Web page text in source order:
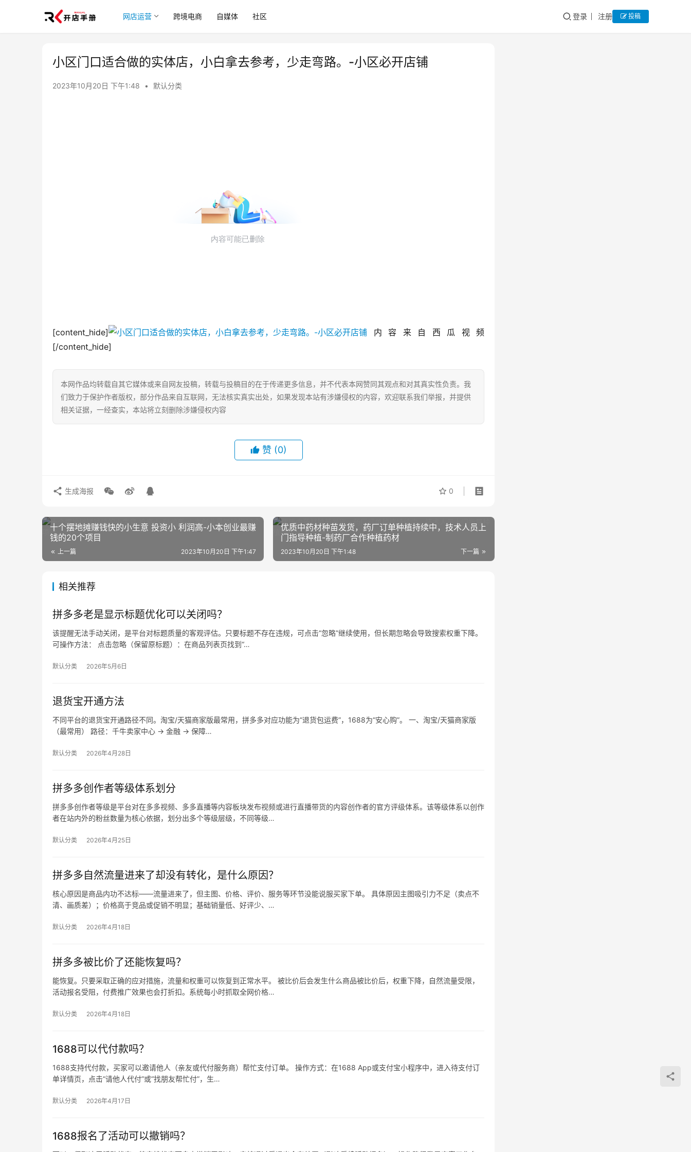
网店运营 跨境电商 自媒体 社区 登录 注册 投稿
小区门口适合做的实体店，小白拿去参考，少走弯路。-小区必开店铺
2023年10月20日 下午1:48 • 默认分类
[content_hide]
内容来自西瓜视频
[/content_hide]
本网作品均转载自其它媒体或来自网友投稿，转载与投稿目的在于传递更多信息，并不代表本网赞同其观点和对其真实性负责。我
们致力于保护作者版权，部分作品来自互联网，无法核实真实出处，如果发现本站有涉嫌侵权的内容，欢迎联系我们举报，并提供
相关证据，一经查实，本站将立刻删除涉嫌侵权内容
赞 (0)
0
生成海报
十个摆地摊赚钱快的小生意 投资小 利润高-小本创业最赚
钱的20个项目
上一篇 2023年10月20日 下午1:47
优质中药材种苗发货，药厂订单种植持续中，技术人员上
门指导种植-制药厂合作种植药材
下一篇
2023年10月20日 下午1:48
相关推荐
拼多多老是显示标题优化可以关闭吗？
该提醒无法手动关闭，是平台对标题质量的客观评估。只要标题不存在违规，可点击“忽略”继续使用，但长期忽略会导致搜索权重下降。
可操作方法： 点击忽略（保留原标题）：在商品列表页找到“…
默认分类 2026年5月6日
退货宝开通方法
不同平台的退货宝开通路径不同。淘宝/天猫商家版最常用，拼多多对应功能为“退货包运费”，1688为“安心购”。 一、淘宝/天猫商家版
（最常用） 路径：千牛卖家中心 → 金融 → 保障…
默认分类 2026年4月28日
拼多多创作者等级体系划分
拼多多创作者等级是平台对在多多视频、多多直播等内容板块发布视频或进行直播带货的内容创作者的官方评级体系。该等级体系以创作
者在站内外的粉丝数量为核心依据，划分出多个等级层级，不同等级…
默认分类 2026年4月25日
拼多多自然流量进来了却没有转化，是什么原因？
核心原因是商品内功不达标——流量进来了，但主图、价格、评价、服务等环节没能说服买家下单。 具体原因主图吸引力不足（卖点不
清、画质差）；价格高于竞品或促销不明显；基础销量低、好评少、…
默认分类 2026年4月18日
拼多多被比价了还能恢复吗？
能恢复。只要采取正确的应对措施，流量和权重可以恢复到正常水平。 被比价后会发生什么商品被比价后，权重下降，自然流量受限，
活动报名受阻，付费推广效果也会打折扣。系统每小时抓取全网价格…
默认分类 2026年4月18日
1688可以代付款吗？
1688支持代付款，买家可以邀请他人（亲友或代付服务商）帮忙支付订单。 操作方式：在1688 App或支付宝小程序中，进入待支付订
单详情页，点击“请他人代付”或“找朋友帮忙付”，生…
默认分类 2026年4月17日
1688报名了活动可以撤销吗？